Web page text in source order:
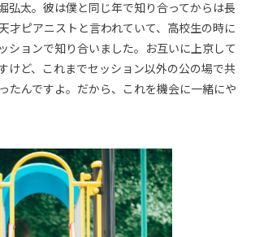
弘太。彼は僕と同じ年で知り合ってからは長
才ピアニストと言われていて、高校生の時に
ションで知り合いました。お互いに上京して
けど、これまでセッション以外の公の場で共
たんですよ。だから、これを機会に一緒にや